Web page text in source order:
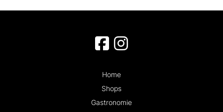
Home
Shops
Gastronomie